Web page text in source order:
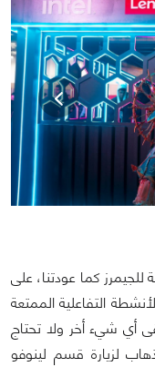
للجيمرز كما عودتنا، على
التفاعلية الممتعة
أي شيء أخر ولا تحتاج
لزيارة قسم لينوفو